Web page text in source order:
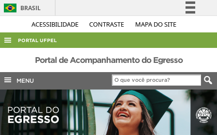
ACESSIBILIDADE CONTRASTE MAPA DO SITE
BRASIL
Simplifique!
Acesso à informação
Legislação
Canais
PORTAL UFPEL
ACESSO À INFORMAÇÃO
AUDITORIA
COBALTO
CONCURSOS
EDITAIS
Portal de Acompanhamento do Egresso
MENU